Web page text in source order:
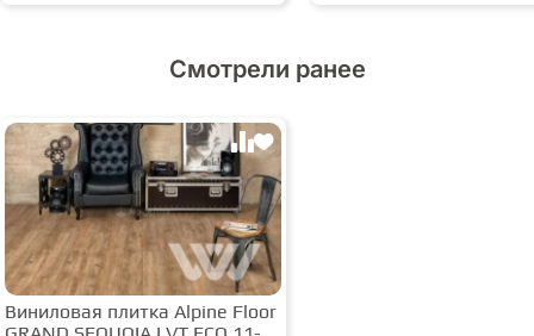
Смотрели ранее
Виниловая плитка Alpine Floor